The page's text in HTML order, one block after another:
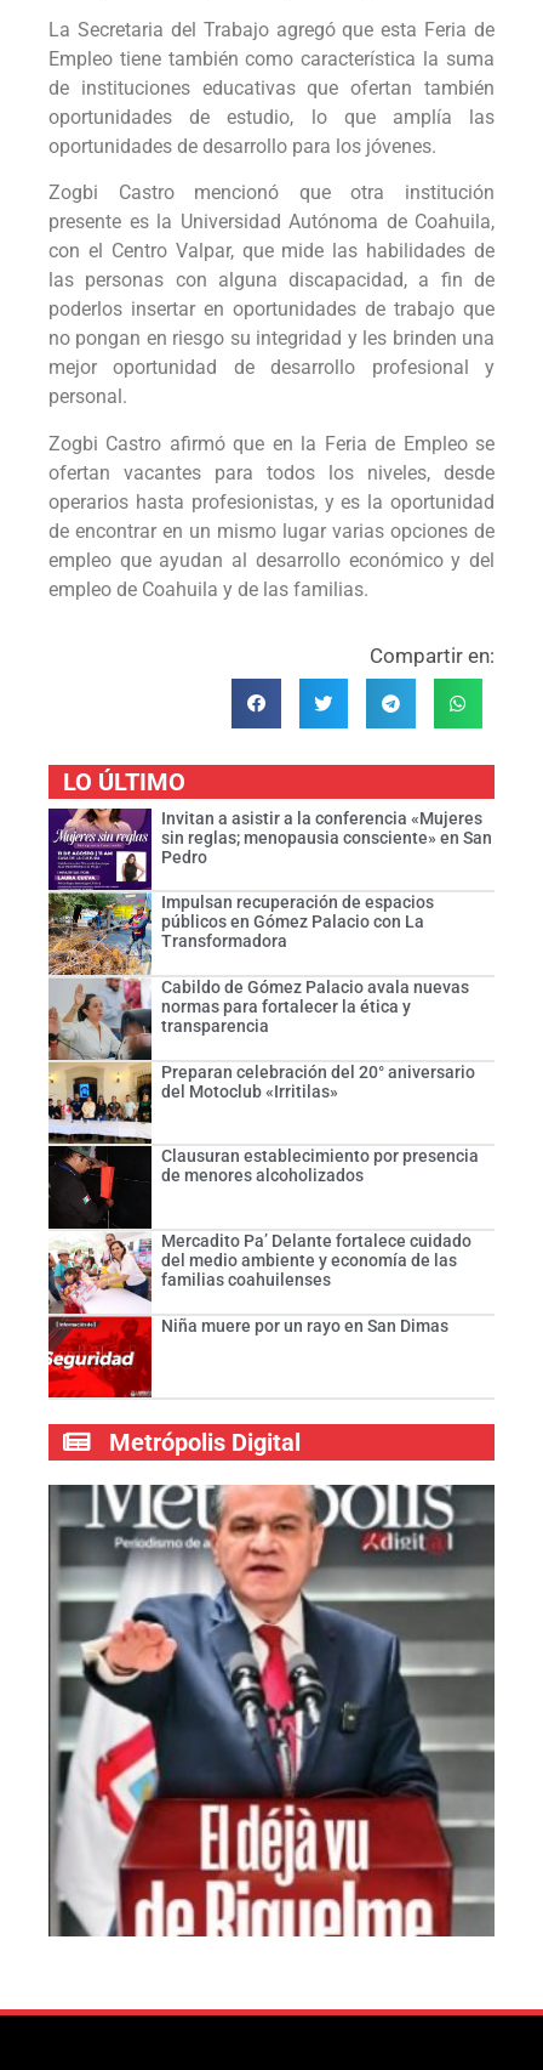
La Secretaria del Trabajo agregó que esta Feria de
Empleo tiene también como característica la suma
de instituciones educativas que ofertan también
oportunidades de estudio, lo que amplía las
oportunidades de desarrollo para los jóvenes.
Zogbi Castro mencionó que otra institución
presente es la Universidad Autónoma de Coahuila,
con el Centro Valpar, que mide las habilidades de
las personas con alguna discapacidad, a fin de
poderlos insertar en oportunidades de trabajo que
no pongan en riesgo su integridad y les brinden una
mejor oportunidad de desarrollo profesional y
personal.
Zogbi Castro afirmó que en la Feria de Empleo se
ofertan vacantes para todos los niveles, desde
operarios hasta profesionistas, y es la oportunidad
de encontrar en un mismo lugar varias opciones de
empleo que ayudan al desarrollo económico y del
empleo de Coahuila y de las familias.
Compartir en:
LO ÚLTIMO
Invitan a asistir a la conferencia «Mujeres
sin reglas; menopausia consciente» en San
Pedro
Impulsan recuperación de espacios
públicos en Gómez Palacio con La
Transformadora
Cabildo de Gómez Palacio avala nuevas
normas para fortalecer la ética y
transparencia
Preparan celebración del 20° aniversario
del Motoclub «Irritilas»
Clausuran establecimiento por presencia
de menores alcoholizados
Mercadito Pa’ Delante fortalece cuidado
del medio ambiente y economía de las
familias coahuilenses
Niña muere por un rayo en San Dimas
Metrópolis Digital